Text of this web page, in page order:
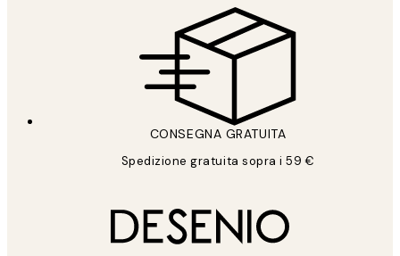
CONSEGNA GRATUITA
Spedizione gratuita sopra i 59 €